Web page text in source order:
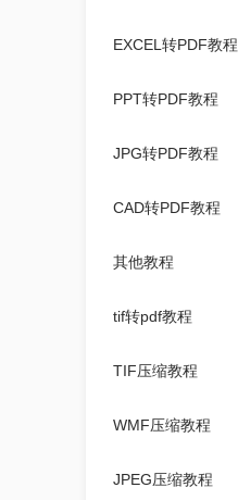
EXCEL转PDF教程
PPT转PDF教程
JPG转PDF教程
CAD转PDF教程
其他教程
tif转pdf教程
TIF压缩教程
WMF压缩教程
JPEG压缩教程